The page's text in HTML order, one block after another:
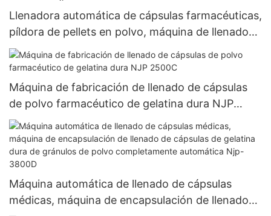
Llenadora automática de cápsulas farmacéuticas,
píldora de pellets en polvo, máquina de llenado
de cápsulas de gelatina dura vacía Njp 1500D
Máquina de fabricación de llenado de cápsulas
de polvo farmacéutico de gelatina dura NJP
2500C
Máquina automática de llenado de cápsulas
médicas, máquina de encapsulación de llenado